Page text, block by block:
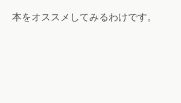
本をオススメしてみるわけです。